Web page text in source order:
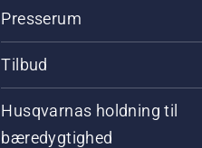
Presserum
Tilbud
Husqvarnas holdning til
bæredygtighed